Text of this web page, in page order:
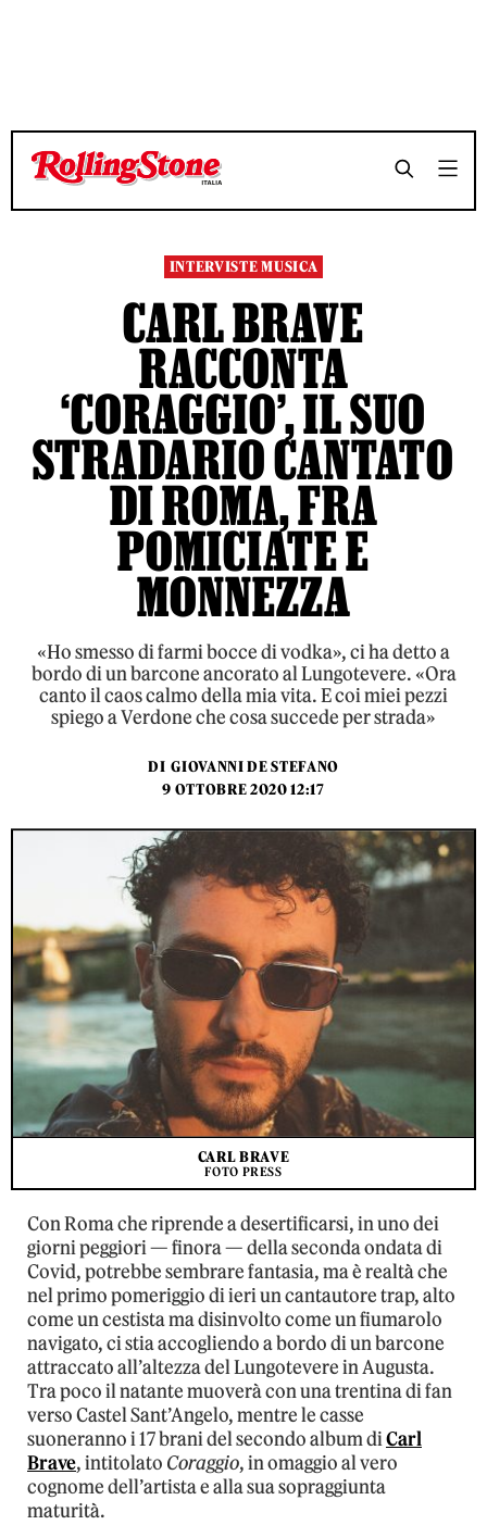
TEMPO DI LETTURA 10 MINUTI SHARE
TEMPO DI LETTURA 10 MINUTI SHARE
INTERVISTE MUSICA
CARL BRAVE
RACCONTA
‘CORAGGIO’, IL SUO
STRADARIO CANTATO
DI ROMA, FRA
POMICIATE E
MONNEZZA
«Ho smesso di farmi bocce di vodka», ci ha detto a
bordo di un barcone ancorato al Lungotevere. «Ora
canto il caos calmo della mia vita. E coi miei pezzi
spiego a Verdone che cosa succede per strada»
DI GIOVANNI DE STEFANO
9 OTTOBRE 2020 12:17
CARL BRAVE
FOTO PRESS
Con Roma che riprende a desertificarsi, in uno dei
giorni peggiori — finora — della seconda ondata di
Covid, potrebbe sembrare fantasia, ma è realtà che
nel primo pomeriggio di ieri un cantautore trap, alto
come un cestista ma disinvolto come un fiumarolo
navigato, ci stia accogliendo a bordo di un barcone
attraccato all’altezza del Lungotevere in Augusta.
Tra poco il natante muoverà con una trentina di fan
verso Castel Sant’Angelo, mentre le casse
suoneranno i 17 brani del secondo album diCarl
Brave, intitolato Coraggio, in omaggio al vero
cognome dell’artista e alla sua sopraggiunta
maturità.